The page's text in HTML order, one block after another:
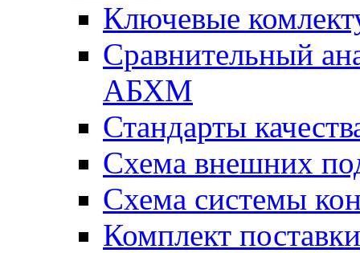
Ключевые
Сравнительный
АБХМ
Стандарты
Схема внешних
Схема системы
Комплект